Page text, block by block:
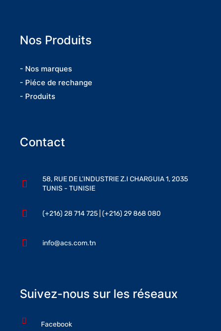
Nos Produits
- Nos marques
- Piéce de rechange
- Produits
Contact
58, RUE DE L’INDUSTRIE Z.I CHARGUIA 1, 2035
TUNIS - TUNISIE
(+216) 28 714 725 | (+216) 29 868 080
info@acs.com.tn
Suivez-nous sur les réseaux
Facebook